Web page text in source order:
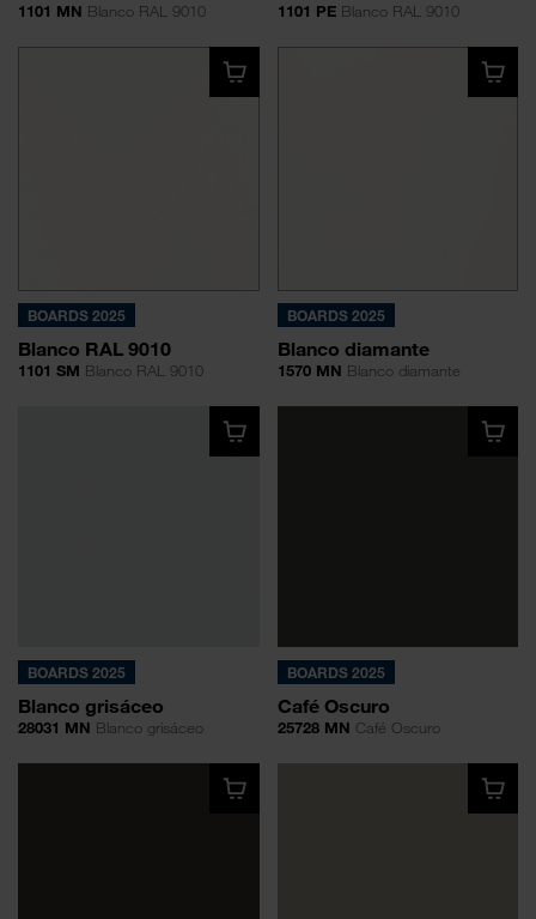
1101 MN Blanco RAL 9010 1101 PEBlanco RAL 9010
BOARDS 2025
Blanco RAL 9010
1101 SM Blanco RAL 9010
BOARDS 2025
Blanco diamante
1570 MN Blanco diamante
BOARDS 2025
Blanco grisáceo
28031 MN Blanco grisáceo
BOARDS 2025
Café Oscuro
25728 MN Café Oscuro